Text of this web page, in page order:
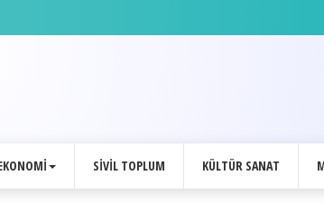
SIVIL TOPLUM KÜLTÜR SANAT